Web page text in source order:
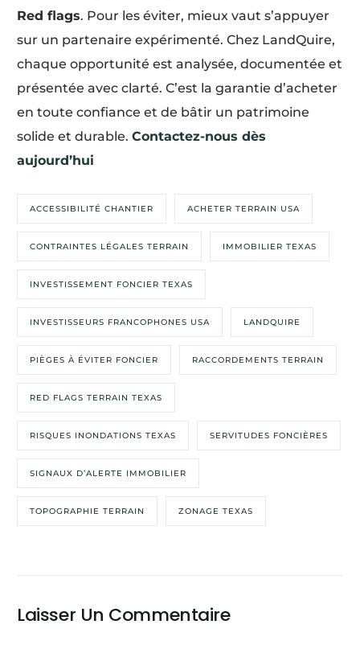
Red flags. Pour les éviter, mieux vaut s’appuyer
sur un partenaire expérimenté. Chez LandQuire,
chaque opportunité est analysée, documentée et
présentée avec clarté. C’est la garantie d’acheter
en toute confiance et de bâtir un patrimoine
solide et durable.Contactez-nous dès
aujourd’hui
ACCESSIBILITÉ CHANTIER ACHETER TERRAIN USA
CONTRAINTES LÉGALES TERRAIN IMMOBILIER TEXAS
INVESTISSEMENT FONCIER TEXAS
INVESTISSEURS FRANCOPHONES USA LANDQUIRE
PIÈGES À ÉVITER FONCIER RACCORDEMENTS TERRAIN
RED FLAGS TERRAIN TEXAS
RISQUES INONDATIONS TEXAS SERVITUDES FONCIÈRES
SIGNAUX D’ALERTE IMMOBILIER
TOPOGRAPHIE TERRAIN ZONAGE TEXAS
Laisser Un Commentaire